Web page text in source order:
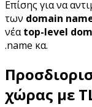
Επίσης για να
των domain
νέαtop-level
.name κα.
χώρας με